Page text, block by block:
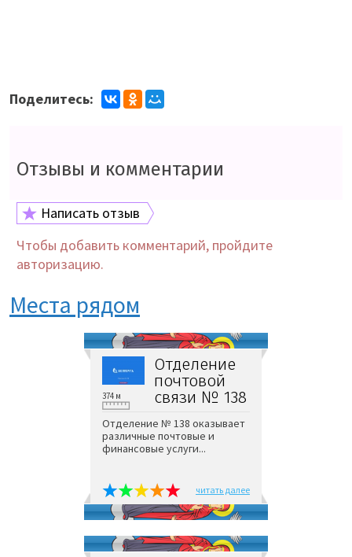
Поделитесь:
Отзывы и комментарии
Написать отзыв
Чтобы добавить комментарий, пройдите
авторизацию.
Места рядом
Отделение
почтовой
связи № 138
374 м
Отделение № 138 оказывает
различные почтовые и
финансовые услуги...
читать далее